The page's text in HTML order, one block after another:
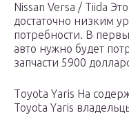
Nissan Versa / Tiida
достаточно низким
потребности. В
авто нужно будет
запчасти 5900
Тoyota Yaris На
Toyota Yaris